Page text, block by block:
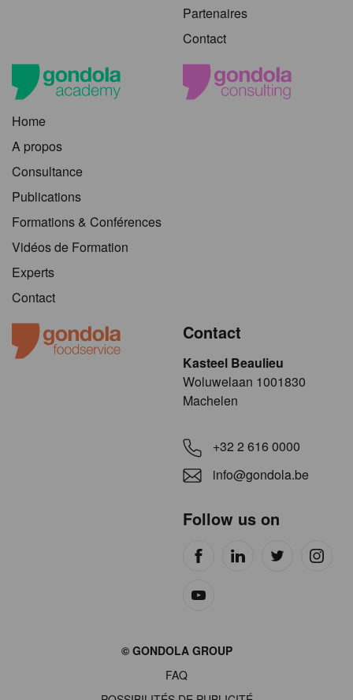
Partenaires
Contact
Home
A propos
Consultance
Publications
Formations & Conférences
Vidéos de Formation
Experts
Contact
Contact
Kasteel Beaulieu
​​​Woluwelaan 1001830
Machelen
+32 2 616 0000
info@gondola.be
Follow us on
© GONDOLA GROUP
FAQ